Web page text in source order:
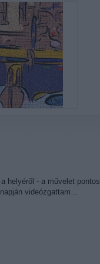
helyéről - a művelet pontos
videózgattam…